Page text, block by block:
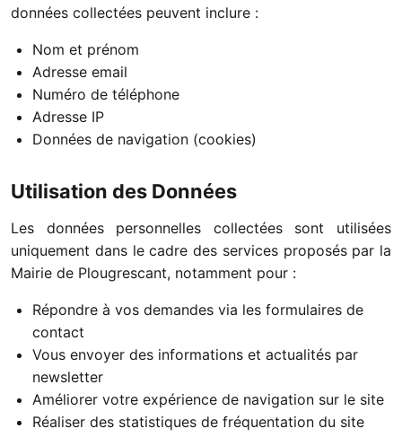
données collectées peuvent inclure :
Nom et prénom
Adresse email
Numéro de téléphone
Adresse IP
Données de navigation (cookies)
Utilisation des Données
Les données personnelles collectées sont utilisées
uniquement dans le cadre des services proposés par la
Mairie de Plougrescant, notamment pour :
Répondre à vos demandes via les formulaires de
contact
Vous envoyer des informations et actualités par
newsletter
Améliorer votre expérience de navigation sur le site
Réaliser des statistiques de fréquentation du site